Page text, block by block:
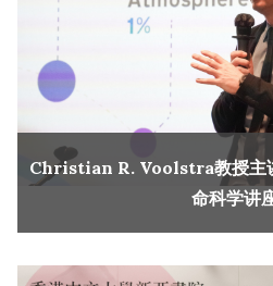
Christian R. Voolstra教授主
命科学讲